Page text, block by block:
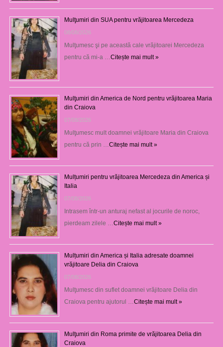
Mulţumiri din SUA pentru vrăjitoarea Mercedeza
08/08/2026
Mulţumesc şi pe această cale vrăjitoarei Mercedeza
pentru că mi-a … Citește mai mult »
Mulţumiri din America de Nord pentru vrăjitoarea Maria
din Craiova
07/08/2026
Mulţumesc mult doamnei vrăjitoare Maria din Craiova
pentru că prin … Citește mai mult »
Mulțumiri pentru vrăjitoarea Mercedeza din America și
Italia
07/08/2026
Intrasem într-un anturaj nefast al jocurile de noroc,
pierdeam zilele … Citește mai mult »
Mulțumiri din America și Italia adresate doamnei
vrăjitoare Delia din Craiova
07/08/2026
Mulţumesc din suflet doamnei vrăjitoare Delia din
Craiova pentru ajutorul … Citește mai mult »
Mulţumiri din Roma primite de vrăjitoarea Delia din
Craiova